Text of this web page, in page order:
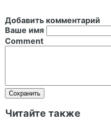
Добавить комментарий
Ваше имя
Comment
Читайте также